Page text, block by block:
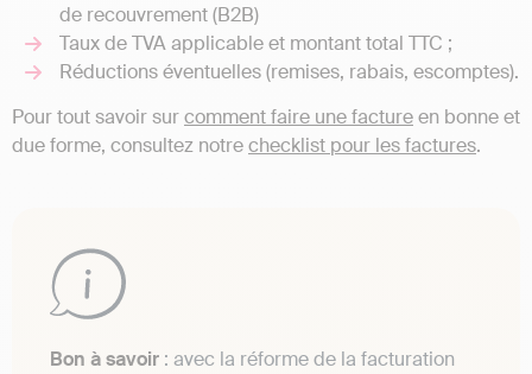
de recouvrement (B2B)
Taux de TVA applicable et montant total TTC ;
Réductions éventuelles (remises, rabais, escomptes).
Pour tout savoir surcomment faire une factureen bonne et
due forme, consultez notrechecklist pour les factures.
Bon à savoir : avec la réforme de la facturation